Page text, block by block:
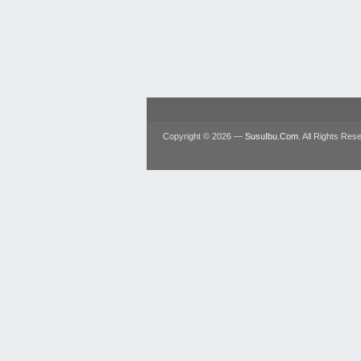
Copyright © 2026 — SusuIbu.Com . All Rights